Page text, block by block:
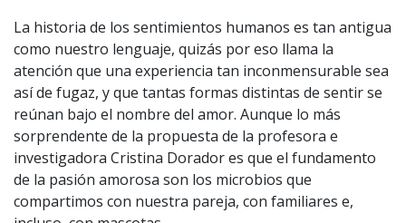
La historia de los sentimientos humanos es tan antigua
como nuestro lenguaje, quizás por eso llama la
atención que una experiencia tan inconmensurable sea
así de fugaz, y que tantas formas distintas de sentir se
reúnan bajo el nombre del amor. Aunque lo más
sorprendente de la propuesta de la profesora e
investigadora Cristina Dorador es que el fundamento
de la pasión amorosa son los microbios que
compartimos con nuestra pareja, con familiares e,